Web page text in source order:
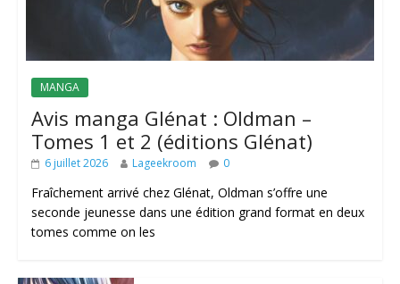
MANGA
Avis manga Glénat : Oldman –
Tomes 1 et 2 (éditions Glénat)
6 juillet 2026 Lageekroom 0
Fraîchement arrivé chez Glénat, Oldman s’offre une
seconde jeunesse dans une édition grand format en deux
tomes comme on les